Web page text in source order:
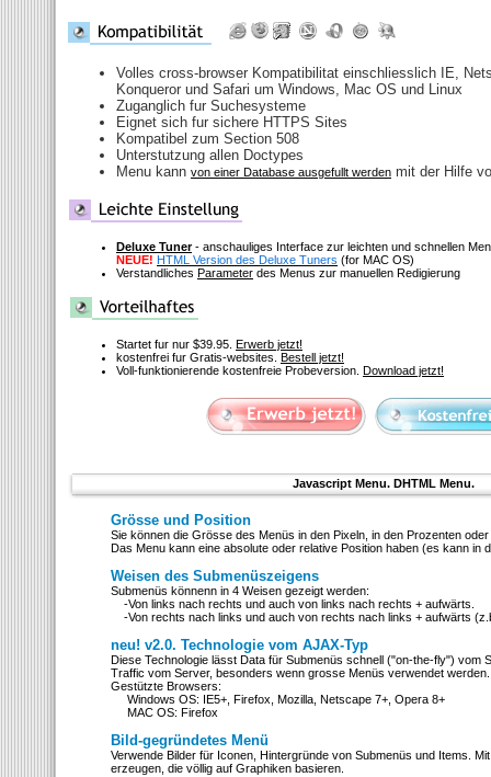
Volles cross-browser Kompatibilitat einschliesslich IE,
Konqueror und Safari um Windows, Mac OS und Linux
Zuganglich fur Suchesysteme
Eignet sich fur sichere HTTPS Sites
Kompatibel zum Section 508
Unterstutzung allen Doctypes
Menu kann von einer Database ausgefullt werden mit der Hilfe
Deluxe Tuner- anschauliges Interface zur leichten und schnellen
NEUE! HTML Version des Deluxe Tuners (for MAC OS)
Verstandliches Parameter des Menus zur manuellen Redigierung
Startet fur nur $39.95. Erwerb jetzt!
kostenfrei fur Gratis-websites. Bestell jetzt!
Voll-funktionierende kostenfreie Probeversion. Download jetzt!
Javascript Menu. DHTML Menu.
Grösse und Position
Sie können die Grösse des Menüs in den Pixeln, in den Prozenten
Das Menu kann eine absolute oder relative Position haben (es kann in
Weisen des Submenüszeigens
Submenüs könnenn in 4 Weisen gezeigt werden:
-Von links nach rechts und auch von links nach rechts + aufwärts.
-Von rechts nach links und auch von rechts nach links + aufwärts
neu! v2.0. Technologie vom AJAX-Typ
Diese Technologie lässt Data für Submenüs schnell ("on-the-fly") vom
Traffic vom Server, besonders wenn grosse Menüs verwendet werden.
Gestützte Browsers:
Windows OS: IE5+, Firefox, Mozilla, Netscape 7+, Opera 8+
MAC OS: Firefox
Bild-gegründetes Menü
Verwende Bilder für Iconen, Hintergründe von Submenüs und Items.
erzeugen, die völlig auf Graphiken basieren.